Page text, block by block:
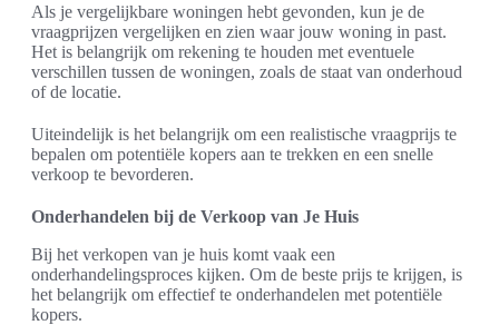
Als je vergelijkbare woningen hebt gevonden, kun je de
vraagprijzen vergelijken en zien waar jouw woning in past.
Het is belangrijk om rekening te houden met eventuele
verschillen tussen de woningen, zoals de staat van onderhoud
of de locatie.
Uiteindelijk is het belangrijk om een realistische vraagprijs te
bepalen om potentiële kopers aan te trekken en een snelle
verkoop te bevorderen.
Onderhandelen bij de Verkoop van Je Huis
Bij het verkopen van je huis komt vaak een
onderhandelingsproces kijken. Om de beste prijs te krijgen, is
het belangrijk om effectief te onderhandelen met potentiële
kopers.